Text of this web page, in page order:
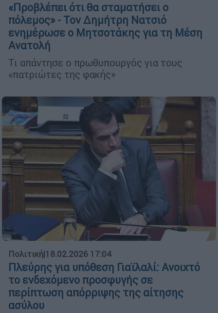
«Προβλέπει ότι θα σταματήσει ο
πόλεμος» - Τον Δημήτρη Νατσιό
ενημέρωσε ο Μητσοτάκης για τη Μέση
Ανατολή
Τι απάντησε ο πρωθυπουργός για τους
«πατριώτες της φακής»
Πολιτική|18.02.2026 17:04
Πλεύρης για υπόθεση Γιαϊλαλί: Ανοιχτό
το ενδεχόμενο προσφυγής σε
περίπτωση απόρριψης της αίτησης
ασύλου